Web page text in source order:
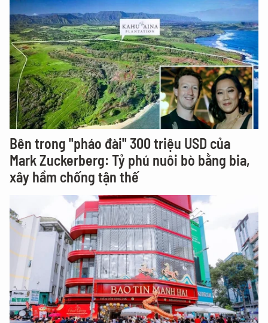
Bên trong "pháo đài" 300 triệu USD của
Mark Zuckerberg: Tỷ phú nuôi bò bằng bia,
xây hầm chống tận thế